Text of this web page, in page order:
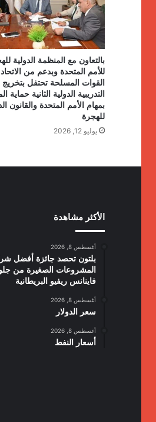
بالتعاون مع المنظمة الدولية
للأمم المتحدة وبدعم من
القوات المسلحة تحتفل بتخريج
التدريبية الدولية الثانية حماية
بمهام الأمم المتحدة والقانون
للهجرة
يوليو 12, 2026
الأكثر مشاهدة
أغسطس 8, 2026
بلتون تحصد جائزة أفضل
المشروعات الصغيرة من
فاينانس ريفيو البريطانية
أغسطس 8, 2026
سعر الدولار
أغسطس 8, 2026
أسعار النفط